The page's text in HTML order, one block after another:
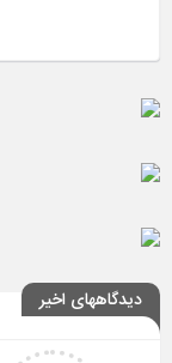
دیدگاههای اخیر